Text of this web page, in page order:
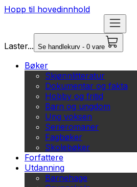
Hopp til hovedinnhold
Laster... Se handlekurv - 0 vare
Bøker
Skjønnlitteratur
Dokumentar og fakta
Hobby og fritid
Barn og ungdom
Ung voksen
Serieromaner
Fagbøker
Skolebøker
Forfattere
Utdanning
Barnehage